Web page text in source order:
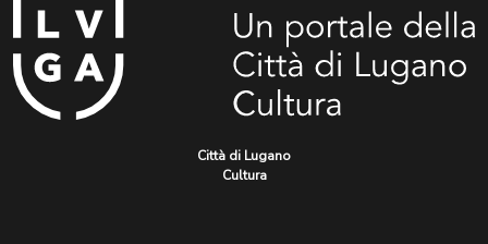
Città di Lugano
Cultura